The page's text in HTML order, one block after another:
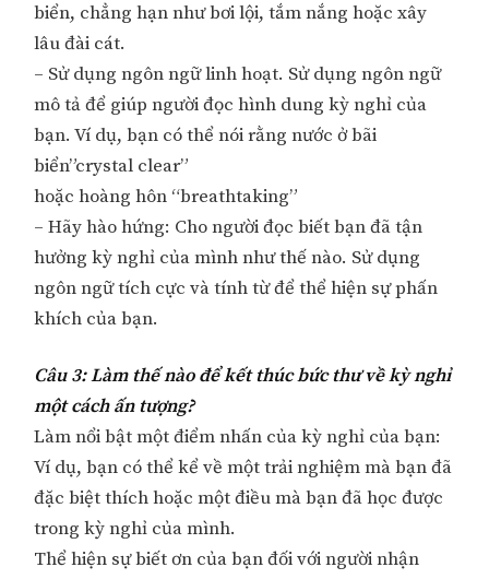
biển, chẳng hạn như bơi lội, tắm nắng hoặc xây
lâu đài cát.
– Sử dụng ngôn ngữ linh hoạt. Sử dụng ngôn ngữ
mô tả để giúp người đọc hình dung kỳ nghỉ của
bạn. Ví dụ, bạn có thể nói rằng nước ở bãi
biển”crystal clear”
hoặc hoàng hôn “breathtaking”
– Hãy hào hứng: Cho người đọc biết bạn đã tận
hưởng kỳ nghỉ của mình như thế nào. Sử dụng
ngôn ngữ tích cực và tính từ để thể hiện sự phấn
khích của bạn.
Câu 3: Làm thế nào để kết thúc bức thư về kỳ nghỉ
một cách ấn tượng?
Làm nổi bật một điểm nhấn của kỳ nghỉ của bạn:
Ví dụ, bạn có thể kể về một trải nghiệm mà bạn đã
đặc biệt thích hoặc một điều mà bạn đã học được
trong kỳ nghỉ của mình.
Thể hiện sự biết ơn của bạn đối với người nhận